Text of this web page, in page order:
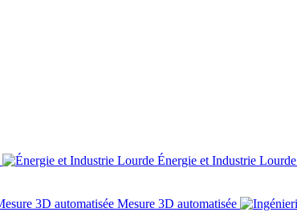
Énergie et Industrie Lourde
Mesure 3D automatisée